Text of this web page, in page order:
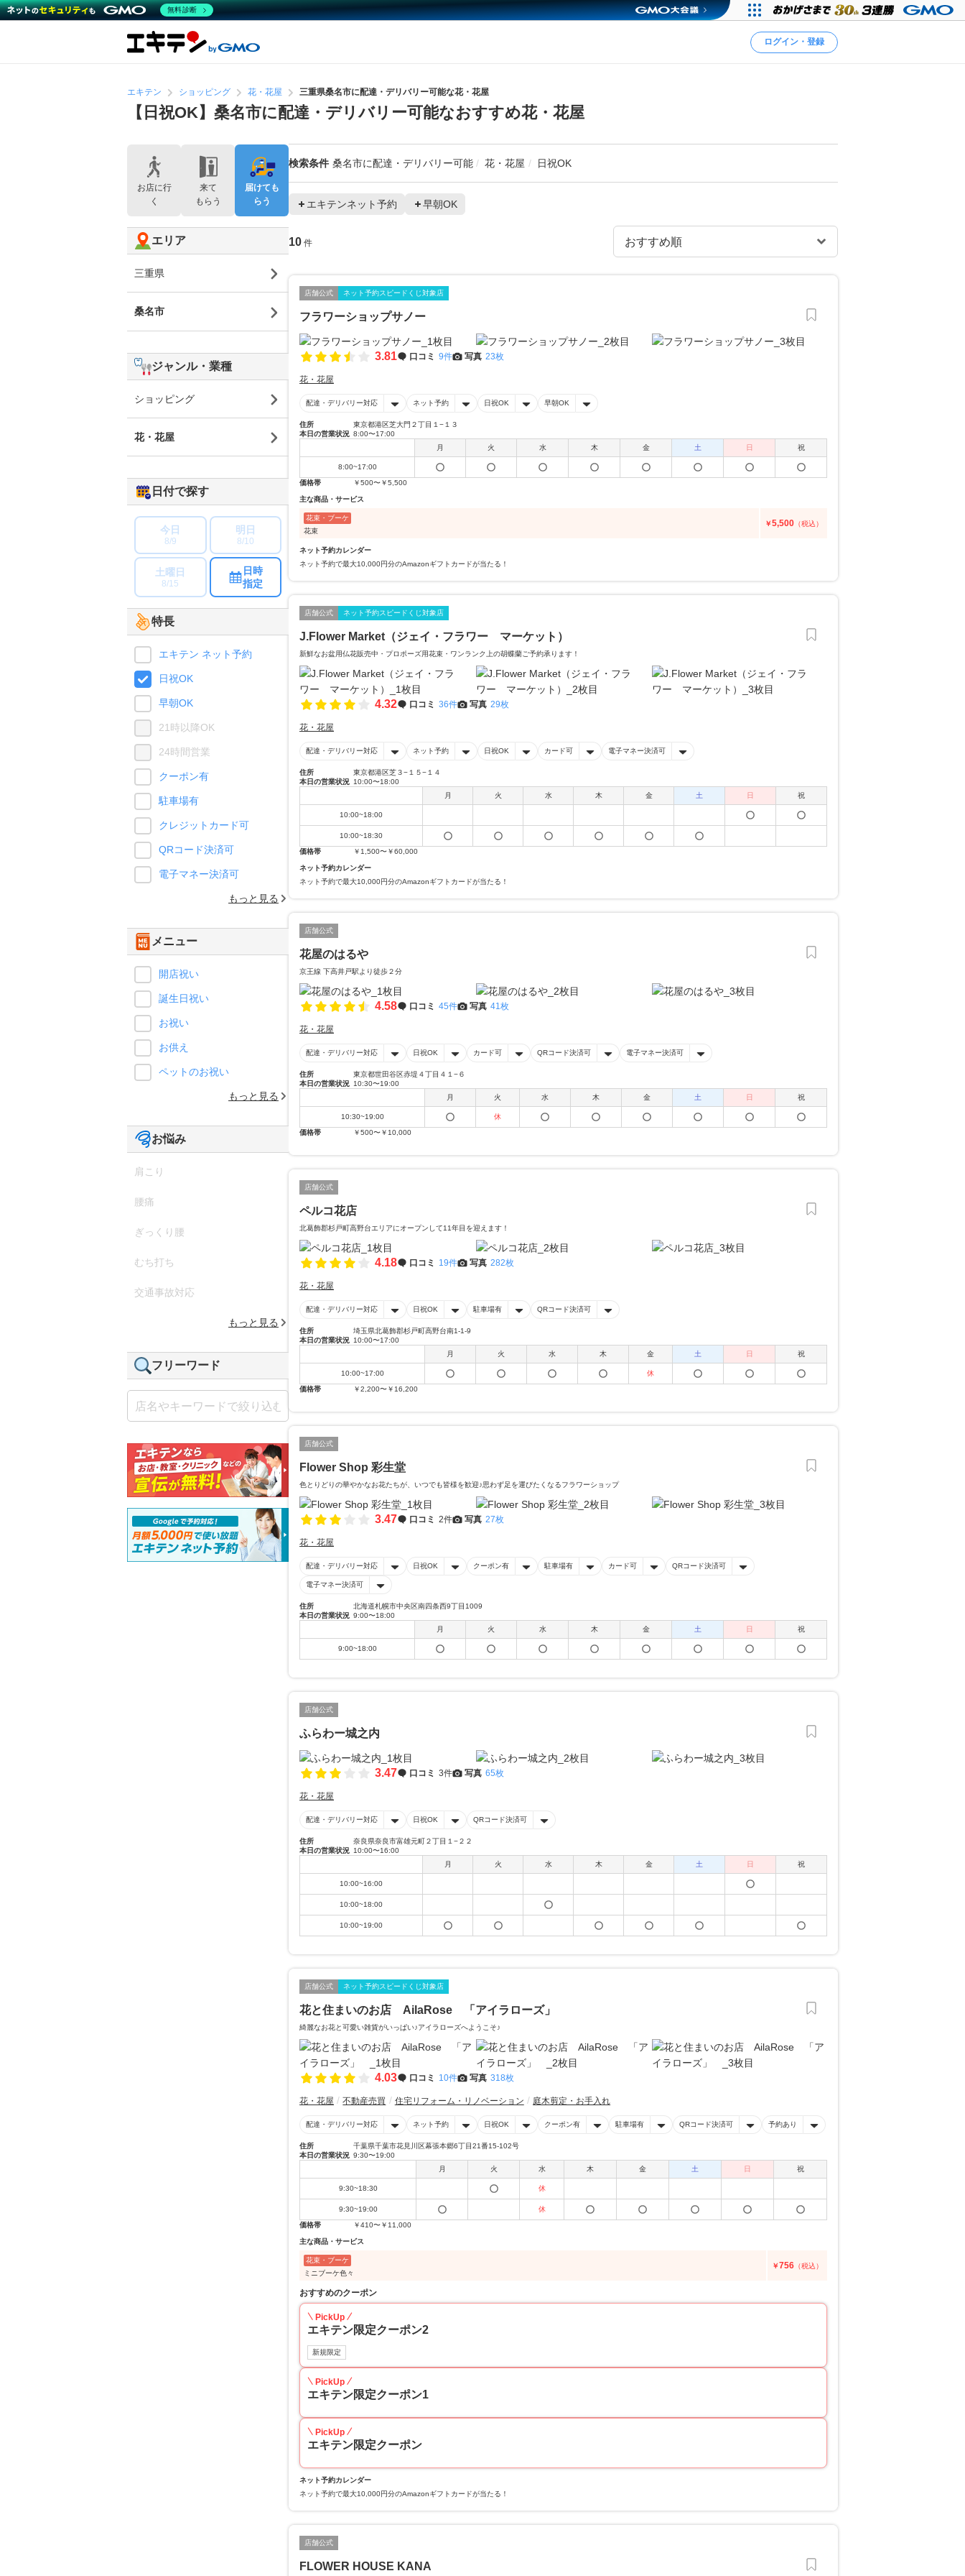
ログイン・登録
エキテン ショッピング 花・花屋 三重県桑名市に配達・デリバリー可能な花・花屋
【日祝OK】桑名市に配達・デリバリー可能なおすすめ花・花屋
検索条件 桑名市に配達・デリバリー可能 花・花屋 日祝OK
エキテンネット予約 早朝OK
10 件
店舗公式 ネット予約スピードくじ対象店
フラワーショップサノー
3.81 口コミ 9件 写真 23枚
花・花屋
配達・デリバリー対応 ネット予約 日祝OK 早朝OK
住所
東京都港区芝大門２丁目１−１３
本日の営業状況 8:00〜17:00
月
火 水 木 金 土 日 祝
8:00~17:00
価格帯
￥500〜￥5,500
主な商品・サービス
花束・ブーケ
花束
￥5,500 （税込）
ネット予約カレンダー
ネット予約で最大10,000円分のAmazonギフトカードが当たる！
店舗公式 ネット予約スピードくじ対象店
J.Flower Market（ジェイ・フラワー マーケット）
新鮮なお盆用仏花販売中・プロポーズ用花束・ワンランク上の胡蝶蘭ご予約承ります！
4.32 口コミ 36件 写真 29枚
花・花屋
配達・デリバリー対応 ネット予約 日祝OK カード可 電子マネー決済可
住所
東京都港区芝３−１５−１４
本日の営業状況 10:00〜18:00
月
火 水 木 金 土 日 祝
10:00~18:00
10:00~18:30
価格帯
￥1,500〜￥60,000
ネット予約カレンダー
ネット予約で最大10,000円分のAmazonギフトカードが当たる！
店舗公式
花屋のはるや
京王線 下高井戸駅より徒歩２分
4.58 口コミ 45件 写真 41枚
花・花屋
配達・デリバリー対応 日祝OK カード可 QRコード決済可 電子マネー決済可
住所
東京都世田谷区赤堤４丁目４１−６
本日の営業状況 10:30〜19:00
月
火 水 木 金 土 日 祝
10:30~19:00
休
価格帯
￥500〜￥10,000
店舗公式
ペルコ花店
北葛飾郡杉戸町高野台エリアにオープンして11年目を迎えます！
4.18 口コミ 19件 写真 282枚
花・花屋
配達・デリバリー対応 日祝OK 駐車場有 QRコード決済可
住所
埼玉県北葛飾郡杉戸町高野台南1-1-9
本日の営業状況 10:00〜17:00
月
火 水 木 金 土 日 祝
10:00~17:00
休
価格帯
￥2,200〜￥16,200
店舗公式
Flower Shop 彩生堂
色とりどりの華やかなお花たちが、いつでも皆様を歓迎♪思わず足を運びたくなるフラワーショップ
3.47 口コミ 2件 写真 27枚
花・花屋
配達・デリバリー対応 日祝OK クーポン有 駐車場有 カード可 QRコード決済可
電子マネー決済可
住所
北海道札幌市中央区南四条西9丁目1009
本日の営業状況 9:00〜18:00
月
火 水 木 金 土 日 祝
9:00~18:00
店舗公式
ふらわー城之内
3.47 口コミ 3件 写真 65枚
花・花屋
配達・デリバリー対応 日祝OK QRコード決済可
住所
奈良県奈良市富雄元町２丁目１−２２
本日の営業状況 10:00〜16:00
月
火 水 木 金 土 日 祝
10:00~16:00
10:00~18:00
10:00~19:00
店舗公式 ネット予約スピードくじ対象店
花と住まいのお店 AilaRose 「アイラローズ」
綺麗なお花と可愛い雑貨がいっぱい♪アイラローズへようこそ♪
4.03 口コミ 10件 写真 318枚
花・花屋 不動産売買 住宅リフォーム・リノベーション 庭木剪定・お手入れ
配達・デリバリー対応 ネット予約 日祝OK クーポン有 駐車場有 QRコード決済可 予約あり
住所
千葉県千葉市花見川区幕張本郷6丁目21番15-102号
本日の営業状況 9:30〜19:00
月
火 水 木 金 土 日 祝
9:30~18:30 休
9:30~19:00
休
価格帯
￥410〜￥11,000
主な商品・サービス
花束・ブーケ
ミニブーケ色々
￥756 （税込）
おすすめのクーポン
PickUp
エキテン限定クーポン2
新規限定
PickUp
エキテン限定クーポン1
PickUp
エキテン限定クーポン
ネット予約カレンダー
ネット予約で最大10,000円分のAmazonギフトカードが当たる！
店舗公式
FLOWER HOUSE KANA
お店に行
く
来て
もらう
届けても
らう
エリア
三重県
桑名市
ジャンル・業種
ショッピング
花・花屋
日付で探す
今日
8/9
明日
8/10
土曜日
8/15
日時
指定
特長
エキテン ネット予約
日祝OK
早朝OK
21時以降OK
24時間営業
クーポン有
駐車場有
クレジットカード可
QRコード決済可
電子マネー決済可
もっと見る
メニュー
開店祝い
誕生日祝い
お祝い
お供え
ペットのお祝い
もっと見る
お悩み
肩こり
腰痛
ぎっくり腰
むち打ち
交通事故対応
もっと見る
フリーワード
無料診断